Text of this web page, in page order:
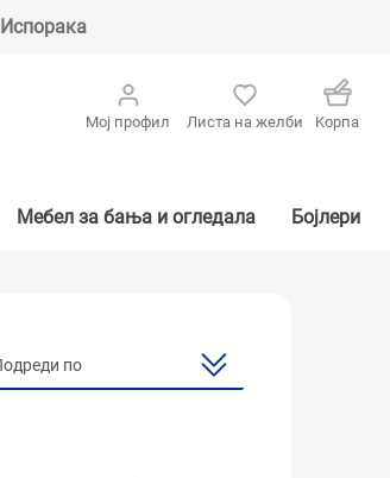
Испорака
Мој профил Листа на желби Kорпа
Мебел за бања и огледала Бојлери